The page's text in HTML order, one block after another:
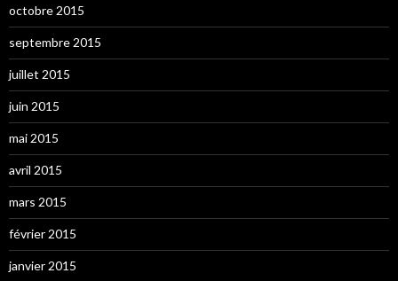
octobre 2015
septembre 2015
juillet 2015
juin 2015
mai 2015
avril 2015
mars 2015
février 2015
janvier 2015